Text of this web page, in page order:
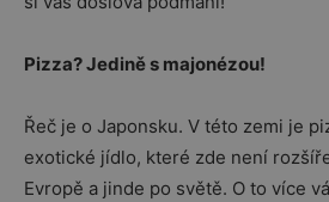
Pizza? Jedině s majonézou!
Řeč je o Japonsku. V této zemi je
exotické jídlo, které zde není
Evropě a jinde po světě. O to více